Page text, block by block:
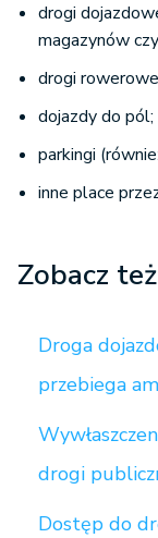
drogi
magazynów
drogi
dojazdy do pól;
parkingi
inne place
Zobacz
Droga
przebiega
drogi
Dostęp do